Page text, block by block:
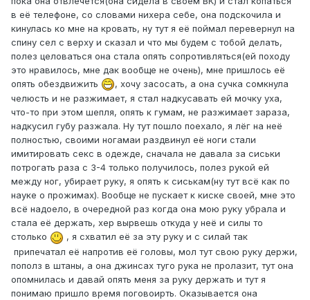
в её телефоне, со словами нихера себе, она подскочила и
кинулась ко мне на кровать, ну тут я её поймал перевернул на
спину сел с верху и сказал и что мы будем с тобой делать,
полез целоваться она стала опять сопротивляться(ей походу
это нравилось, мне дак вообще не очень), мне пришлось её
опять обездвижить
, хочу засосать, а она сучка сомкнула
челюсть и не разжимает, я стал надкусавать ей мочку уха,
что-то при этом шепля, опять к гумам, не разжимает зараза,
надкусил губу разжала. Ну тут пошло поехало, я лёг на неё
полностью, своими ногамаи раздвинул её ноги стали
имитировать секс в одежде, сначала не давала за сиськи
потрогать раза с 3-4 только получилось, полез рукой ей
между ног, убирает руку, я опять к сиськам(ну тут всё как по
науке о прожимах). Вообще не пускает к киске своей, мне это
всё надоело, в очередной раз когда она мою руку убрала и
стала её держать, хер вырвешь откуда у неё и силы то
столько
, я схватил её за эту руку и с силай так
припечатал её напротив её головы, мол тут свою руку держи,
пополз в штаны, а она джинсах туго рука не пролазит, тут она
опомнилась и давай опять меня за руку держать и тут я
понимаю пришло время поговоирть. Оказывается она